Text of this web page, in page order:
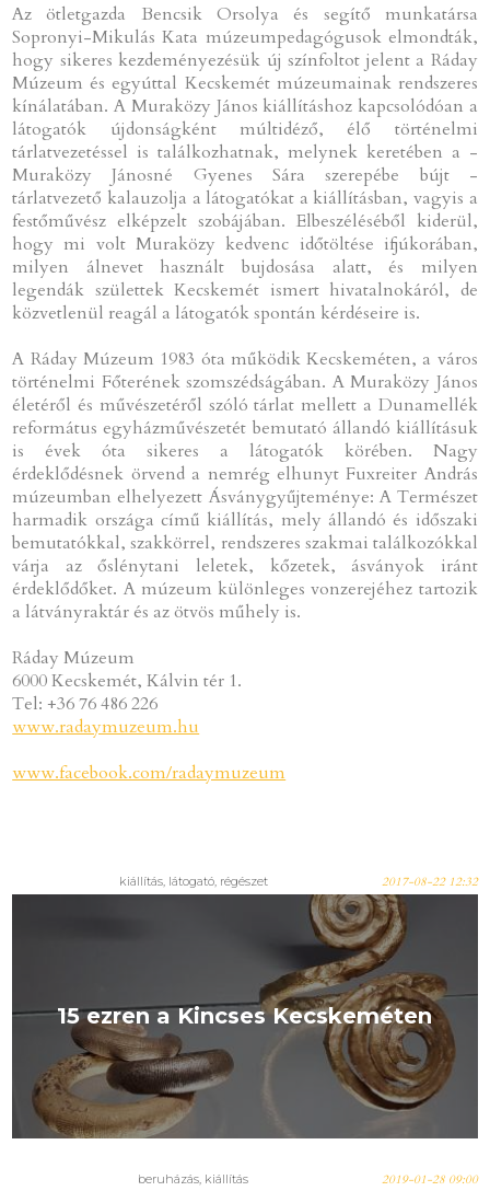
Az ötletgazda Bencsik Orsolya és segítő munkatársa
Sopronyi-Mikulás Kata múzeumpedagógusok elmondták,
hogy sikeres kezdeményezésük új színfoltot jelent a Ráday
Múzeum és egyúttal Kecskemét múzeumainak rendszeres
kínálatában. A Muraközy János kiállításhoz kapcsolódóan a
látogatók újdonságként múltidéző, élő történelmi
tárlatvezetéssel is találkozhatnak, melynek keretében a -
Muraközy Jánosné Gyenes Sára szerepébe bújt -
tárlatvezető kalauzolja a látogatókat a kiállításban, vagyis a
festőművész elképzelt szobájában. Elbeszéléséből kiderül,
hogy mi volt Muraközy kedvenc időtöltése ifjúkorában,
milyen álnevet használt bujdosása alatt, és milyen
legendák születtek Kecskemét ismert hivatalnokáról, de
közvetlenül reagál a látogatók spontán kérdéseire is.
A Ráday Múzeum 1983 óta működik Kecskeméten, a város
történelmi Főterének szomszédságában. A Muraközy János
életéről és művészetéről szóló tárlat mellett a Dunamellék
református egyházművészetét bemutató állandó kiállításuk
is évek óta sikeres a látogatók körében. Nagy
érdeklődésnek örvend a nemrég elhunyt Fuxreiter András
múzeumban elhelyezett Ásványgyűjteménye: A Természet
harmadik országa című kiállítás, mely állandó és időszaki
bemutatókkal, szakkörrel, rendszeres szakmai találkozókkal
várja az őslénytani leletek, kőzetek, ásványok iránt
érdeklődőket. A múzeum különleges vonzerejéhez tartozik
a látványraktár és az ötvös műhely is.
Ráday Múzeum
6000 Kecskemét, Kálvin tér 1.
Tel: +36 76 486 226
www.radaymuzeum.hu
www.facebook.com/radaymuzeum
kiállítás, látogató, régészet 2017-08-22 12:32
15 ezren a Kincses Kecskeméten
beruházás, kiállítás 2019-01-28 09:00